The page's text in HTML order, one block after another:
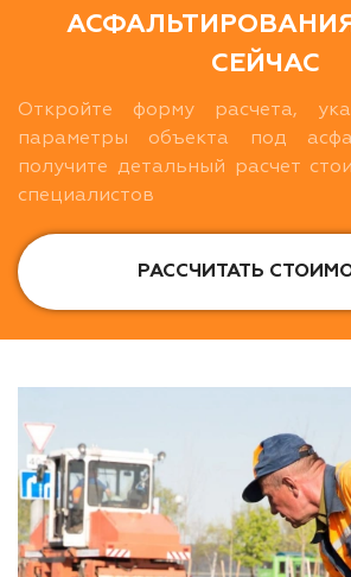
СЕЙЧАС
Откройте форму расчета,
параметры объекта под
получите детальный расчет
специалистов
РАССЧИТАТЬ